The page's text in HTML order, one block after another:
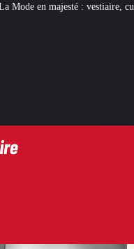
diplomatie au royaume de